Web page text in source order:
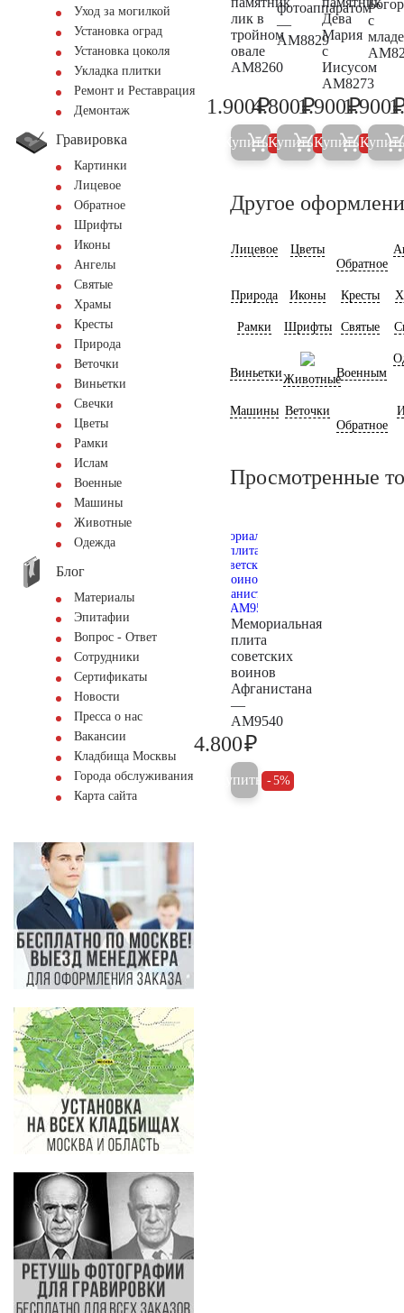
Уход за могилкой
Установка оград
Установка цоколя
Укладка плитки
Ремонт и Реставрация
Демонтаж
Гравировка
Картинки
Лицевое
Обратное
Шрифты
Иконы
Ангелы
Святые
Храмы
Кресты
Природа
Веточки
Виньетки
Свечки
Цветы
Рамки
Ислам
Военные
Машины
Животные
Одежда
Блог
Материалы
Эпитафии
Вопрос - Ответ
Сотрудники
Сертификаты
Новости
Пресса о нас
Вакансии
Кладбища Москвы
Города обслуживания
Карта сайта
лик в
тройном
овале
AM8260
2.000
1.900₽
Купить 5%
фотоаппаратом
—
AM8829
5.000
4.800₽
Купить 5%
Дева
Мария
с
Иисусом
AM8273
2.000
1.900₽
Купить 5%
с
1.900
Купить
Другое
Лицевое
Цветы
Обратное
Природа Иконы Кресты
Рамки Шрифты Святые
ВиньеткиЖивотныеВоенным
Машины Веточки
Обратное
Просмотренные
Мемориальная
плита
советских
воинов
Афганистана
—
AM9540
4.800₽
Купить 5%